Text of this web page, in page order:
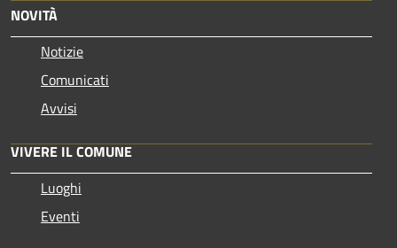
NOVITÀ
Notizie
Comunicati
Avvisi
VIVERE IL COMUNE
Luoghi
Eventi